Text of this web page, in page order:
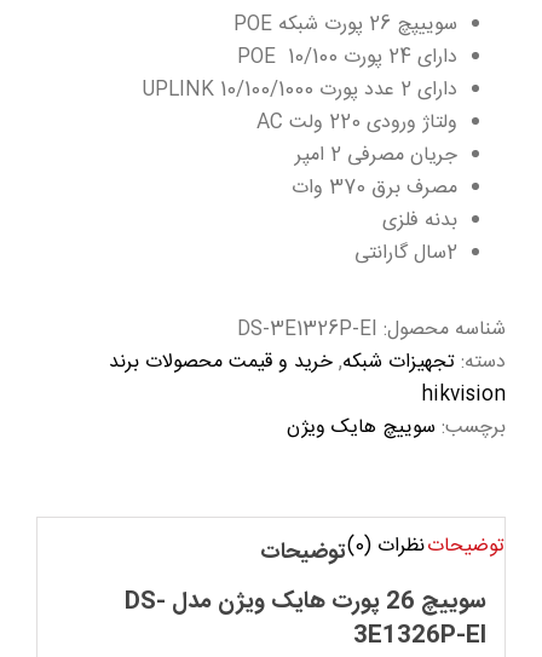
سوییپچ 26 پورت شبکه POE
دارای 24 پورت POE 10/100
دارای 2 عدد پورت 10/100/1000 UPLINK
ولتاژ ورودی 220 ولت AC
جریان مصرفی 2 امپر
مصرف برق 370 وات
بدنه فلزی
2سال گارانتی
شناسه محصول: DS-3E1326P-EI
دسته:تجهیزات شبکه,خرید و قیمت محصولات برند
hikvision
برچسب: سوییچ هایک ویژن
توضیحاتنظرات (0) توضیحات
سوییچ 26 پورت هایک ویژن مدل DS-
3E1326P-EI